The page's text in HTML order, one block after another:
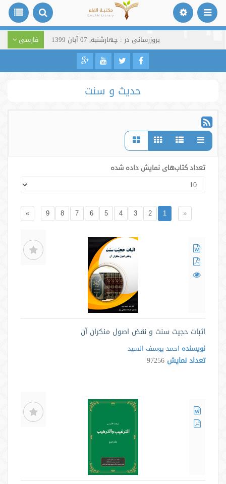
بروزرسانی در : چهارشنبه, 07 آبان 1399 فارسی
حدیث و سنت
تعداد کتاب‌های نمایش داده شده
«
1
2
3
4
5
6
7
8
9
»
اثبات حجیت سنت و نقض اصول منکران آن
نویسنده احمد یوسف السید
تعداد نمایش 97256